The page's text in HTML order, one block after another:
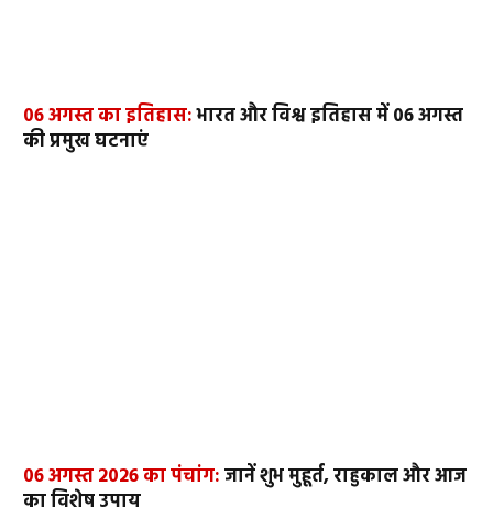
06 अगस्त का इतिहास:भारत और विश्व इतिहास में 06 अगस्त
की प्रमुख घटनाएं
06 अगस्त 2026 का पंचांग:जानें शुभ मुहूर्त, राहुकाल और आज
का विशेष उपाय